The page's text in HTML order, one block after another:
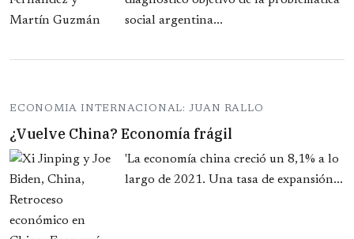
social argentina...
ECONOMIA INTERNACIONAL: JUAN RALLO
¿Vuelve China? Economía frágil
'La economía china creció un 8,1% a lo
largo de 2021. Una tasa de expansión...